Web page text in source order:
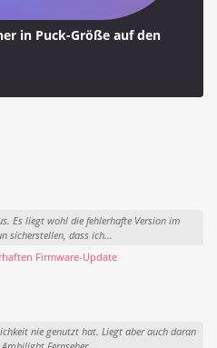
in Puck-Größe auf den
Es liegt wohl die fehlerhafte Version im
sicherstellen, dass ich...
Firmware-Update
nie genutzt hat. Liegt aber auch daran